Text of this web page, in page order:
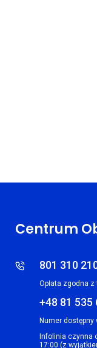
Centrum
801 310
Opłata zgodna
+48 81 535
Numer
Infolinia czynna
17:00 (z